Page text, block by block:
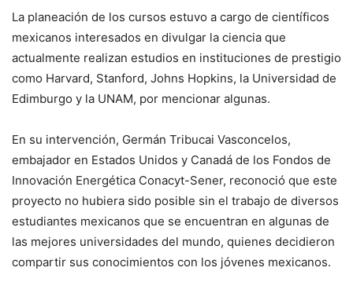
La planeación de los cursos estuvo a cargo de científicos
mexicanos interesados en divulgar la ciencia que
actualmente realizan estudios en instituciones de prestigio
como Harvard, Stanford, Johns Hopkins, la Universidad de
Edimburgo y la UNAM, por mencionar algunas.
En su intervención, Germán Tribucai Vasconcelos,
embajador en Estados Unidos y Canadá de los Fondos de
Innovación Energética Conacyt-Sener, reconoció que este
proyecto no hubiera sido posible sin el trabajo de diversos
estudiantes mexicanos que se encuentran en algunas de
las mejores universidades del mundo, quienes decidieron
compartir sus conocimientos con los jóvenes mexicanos.